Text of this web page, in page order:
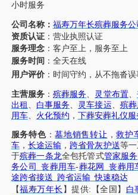
小时服务
公司名称： 福寿万年长殡葬服务公
资质认证：营业执照认证
服务理念：客户至上，服务至上
服务时间 ：全天在线
用户评价： 时间守约，从不拖沓误
主营服务 ：殡葬服务、 灵堂布置、
出租 、 白事服务、 灵车接运、 殡
用车、 火化预约 ， 下葬安葬礼仪服
服务特色：墓地销售转让 ，救护
车， 长途运输 ，跨省骨灰护送等一
于殡葬一条龙全包托管式管家服务
务公司
_丧葬用车-葬花网 丧葬用
途跨省接送 跨省运输_快速稳达
【福寿万年长 】提供:【全国】 白